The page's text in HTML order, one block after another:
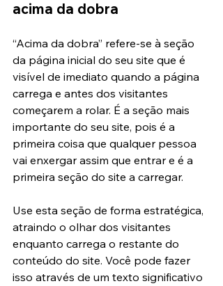
acima da dobra
“Acima da dobra” refere-se à seção
da página inicial do seu site que é
visível de imediato quando a página
carrega e antes dos visitantes
começarem a rolar. É a seção mais
importante do seu site, pois é a
primeira coisa que qualquer pessoa
vai enxergar assim que entrar e é a
primeira seção do site a carregar.
Use esta seção de forma estratégica,
atraindo o olhar dos visitantes
enquanto carrega o restante do
conteúdo do site. Você pode fazer
isso através de um texto significativo